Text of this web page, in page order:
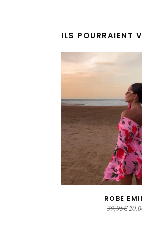
ILS POURRAIENT
CHOIX DES
ROBE
39,95€ Le
prix